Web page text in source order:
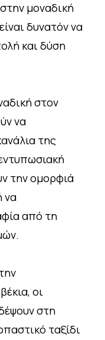
μοναδική
δυνατόν να
και δύση
στον
να
της
την ομορφιά
να
από τη
οι
στη
ταξίδι